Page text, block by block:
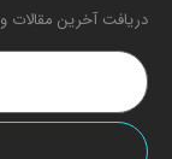
دریافت آخرین